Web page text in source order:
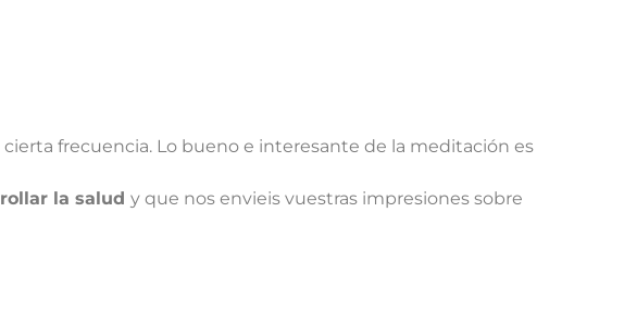
frecuencia. Lo bueno e interesante de la meditación es
la salud y que nos envieis vuestras impresiones sobre